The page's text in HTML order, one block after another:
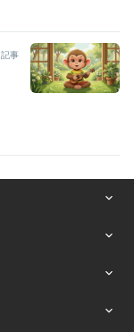
記事